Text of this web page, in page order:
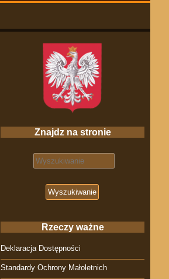
Znajdz na stronie
Search for:
Rzeczy ważne
Deklaracja Dostępności
Standardy Ochrony Małoletnich